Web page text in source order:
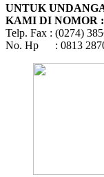
UNTUK
KAMI DI NOMOR :
Telp. Fax : (0274)
No. Hp : 0813